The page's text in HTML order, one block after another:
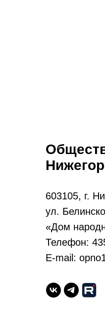
603105, г.
ул.
«Дом
Телефон:
E-mail: